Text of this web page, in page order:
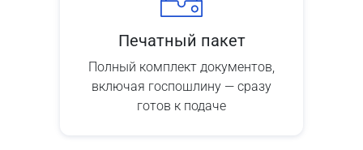
Печатный пакет
Полный комплект документов,
включая госпошлину — сразу
готов к подаче